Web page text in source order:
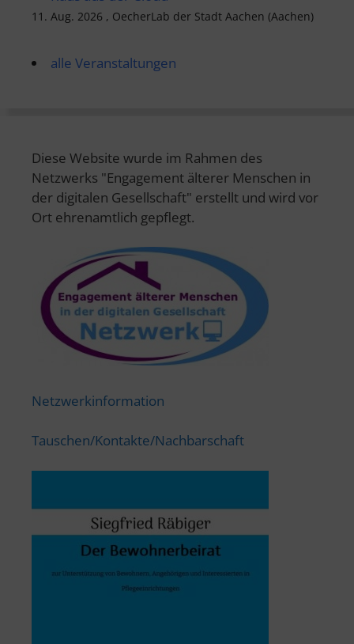
11. Aug. 2026 , OecherLab der Stadt Aachen (Aachen)
alle Veranstaltungen
Diese Website wurde im Rahmen des
Netzwerks "Engagement älterer Menschen in
der digitalen Gesellschaft" erstellt und wird vor
Ort ehrenamtlich gepflegt.
Netzwerkinformation
Tauschen/Kontakte/Nachbarschaft